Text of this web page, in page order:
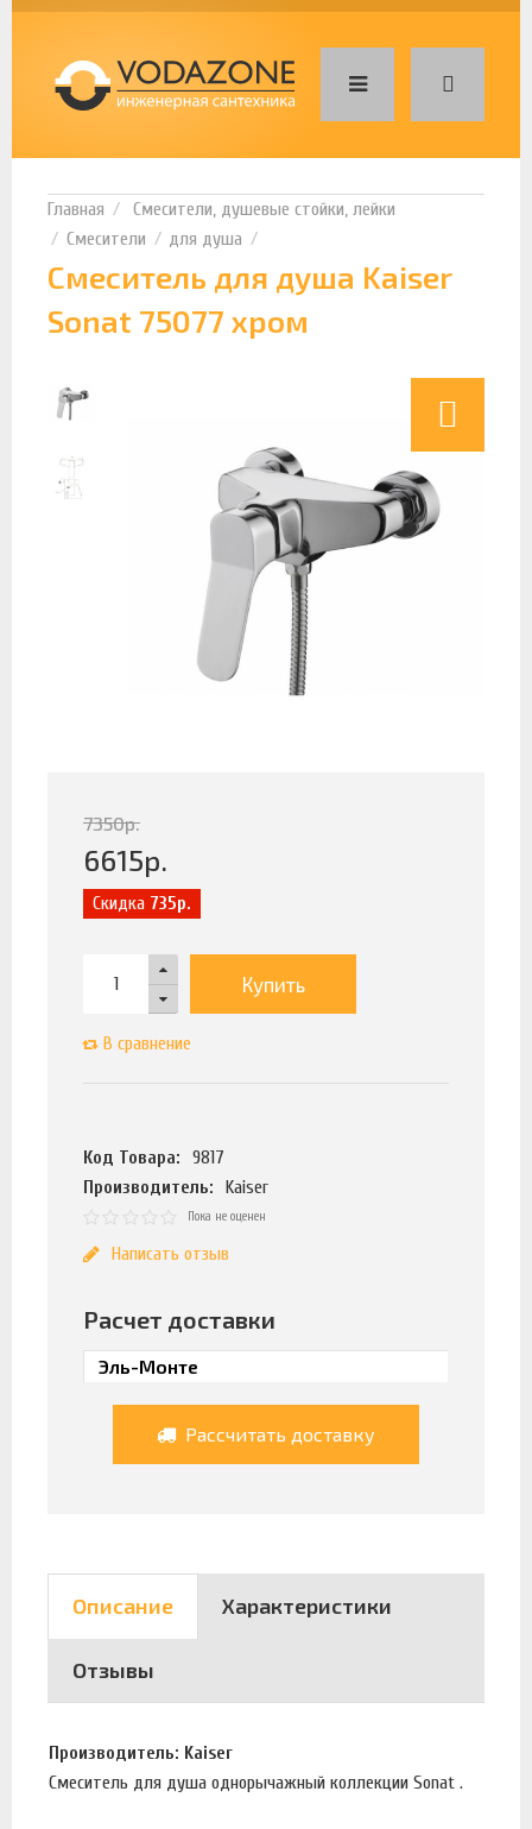
Смесители, душевые стойки, лейки
Смесители
для душа
Смеситель для душа Kaiser
Sonat 75077 хром
7350р.
6615р.
Скидка 735р.
Купить
В сравнение
Код Товара:
9817
Производитель:
Kaiser
Пока не оценен
Написать отзыв
Расчет доставки
Рассчитать доставку
Описание Характеристики
Отзывы
Производитель: Kaiser
Смеситель для душа однорычажный коллекции Sonat .